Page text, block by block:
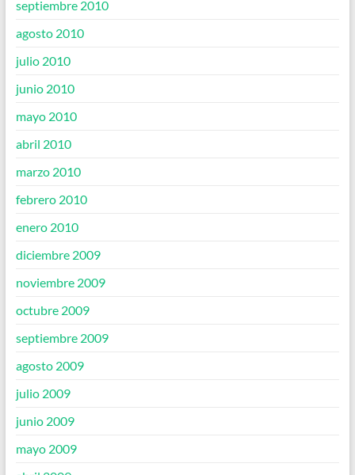
septiembre 2010
agosto 2010
julio 2010
junio 2010
mayo 2010
abril 2010
marzo 2010
febrero 2010
enero 2010
diciembre 2009
noviembre 2009
octubre 2009
septiembre 2009
agosto 2009
julio 2009
junio 2009
mayo 2009